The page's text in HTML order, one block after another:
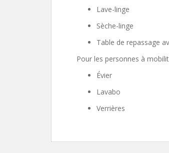
Lave-linge
Sèche-linge
Table de repassage
Pour les personnes à
Évier
Lavabo
Verrières